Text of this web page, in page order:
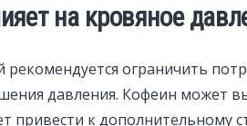
на кровяное
ограничить
давления. Кофеин может
привести к дополнительному